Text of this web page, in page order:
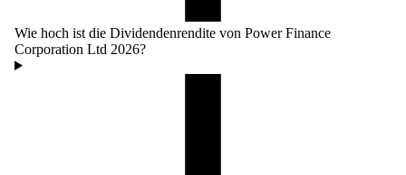
Wie hoch ist die Dividendenrendite von Power Finance
Corporation Ltd 2026?